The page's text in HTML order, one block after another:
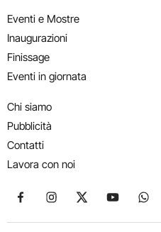
Eventi e Mostre
Inaugurazioni
Finissage
Eventi in giornata
Chi siamo
Pubblicità
Contatti
Lavora con noi
Seguici su Facebook
Seguici su Instagram
Seguici su X
Seguici